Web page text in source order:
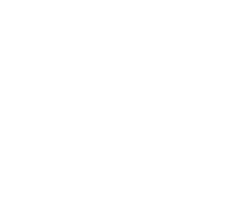
jako mechatronik s odbornou
jsou žádoucí.
procesních a pracovních